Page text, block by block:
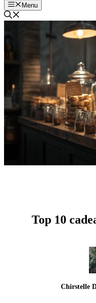
Menu
Top 10
Chirstelle